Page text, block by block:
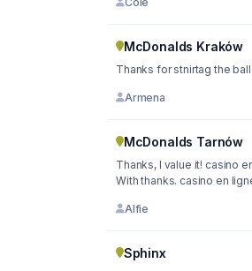
McDonalds Kraków
Thanks for stnirtag the
Armena
McDonalds Tarnów
Thanks, I value it! casino
With thanks. casino en
Alfie
Sphinx